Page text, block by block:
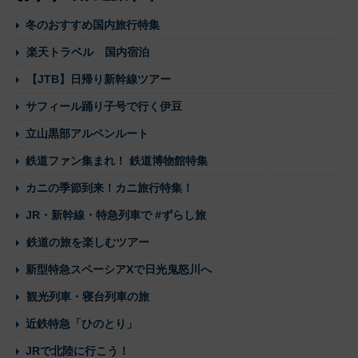
冬のおすすめ国内旅行特集
楽天トラベル 国内宿泊
【JTB】日帰り新幹線ツアー
サフィール踊り子号で行く伊豆
立山黒部アルペンルート
鉄道ファン集まれ！ 鉄道博物館特集
カニの季節到来！カニ旅行特集！
JR・新幹線・特急列車で #ずらし旅
鉄道の旅を楽しむツアー
新型特急スペーシアXで日光鬼怒川へ
観光列車・寝台列車の旅
近鉄特急「ひのとり」
JRで北陸に行こう！